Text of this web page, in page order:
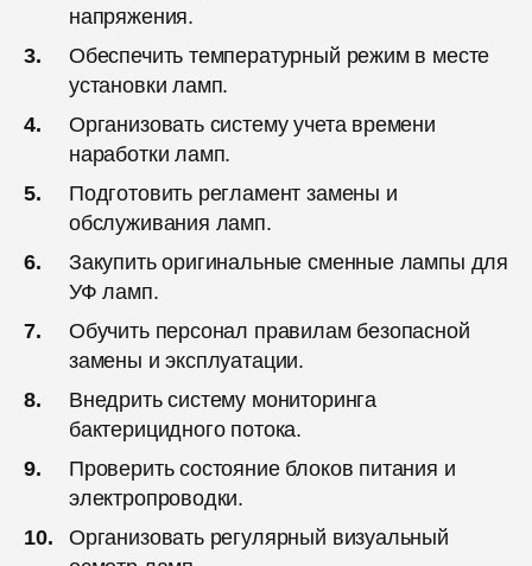
напряжения.
Обеспечить температурный режим в месте
установки ламп.
Организовать систему учета времени
наработки ламп.
Подготовить регламент замены и
обслуживания ламп.
Закупить оригинальные сменные лампы для
УФ ламп.
Обучить персонал правилам безопасной
замены и эксплуатации.
Внедрить систему мониторинга
бактерицидного потока.
Проверить состояние блоков питания и
электропроводки.
Организовать регулярный визуальный